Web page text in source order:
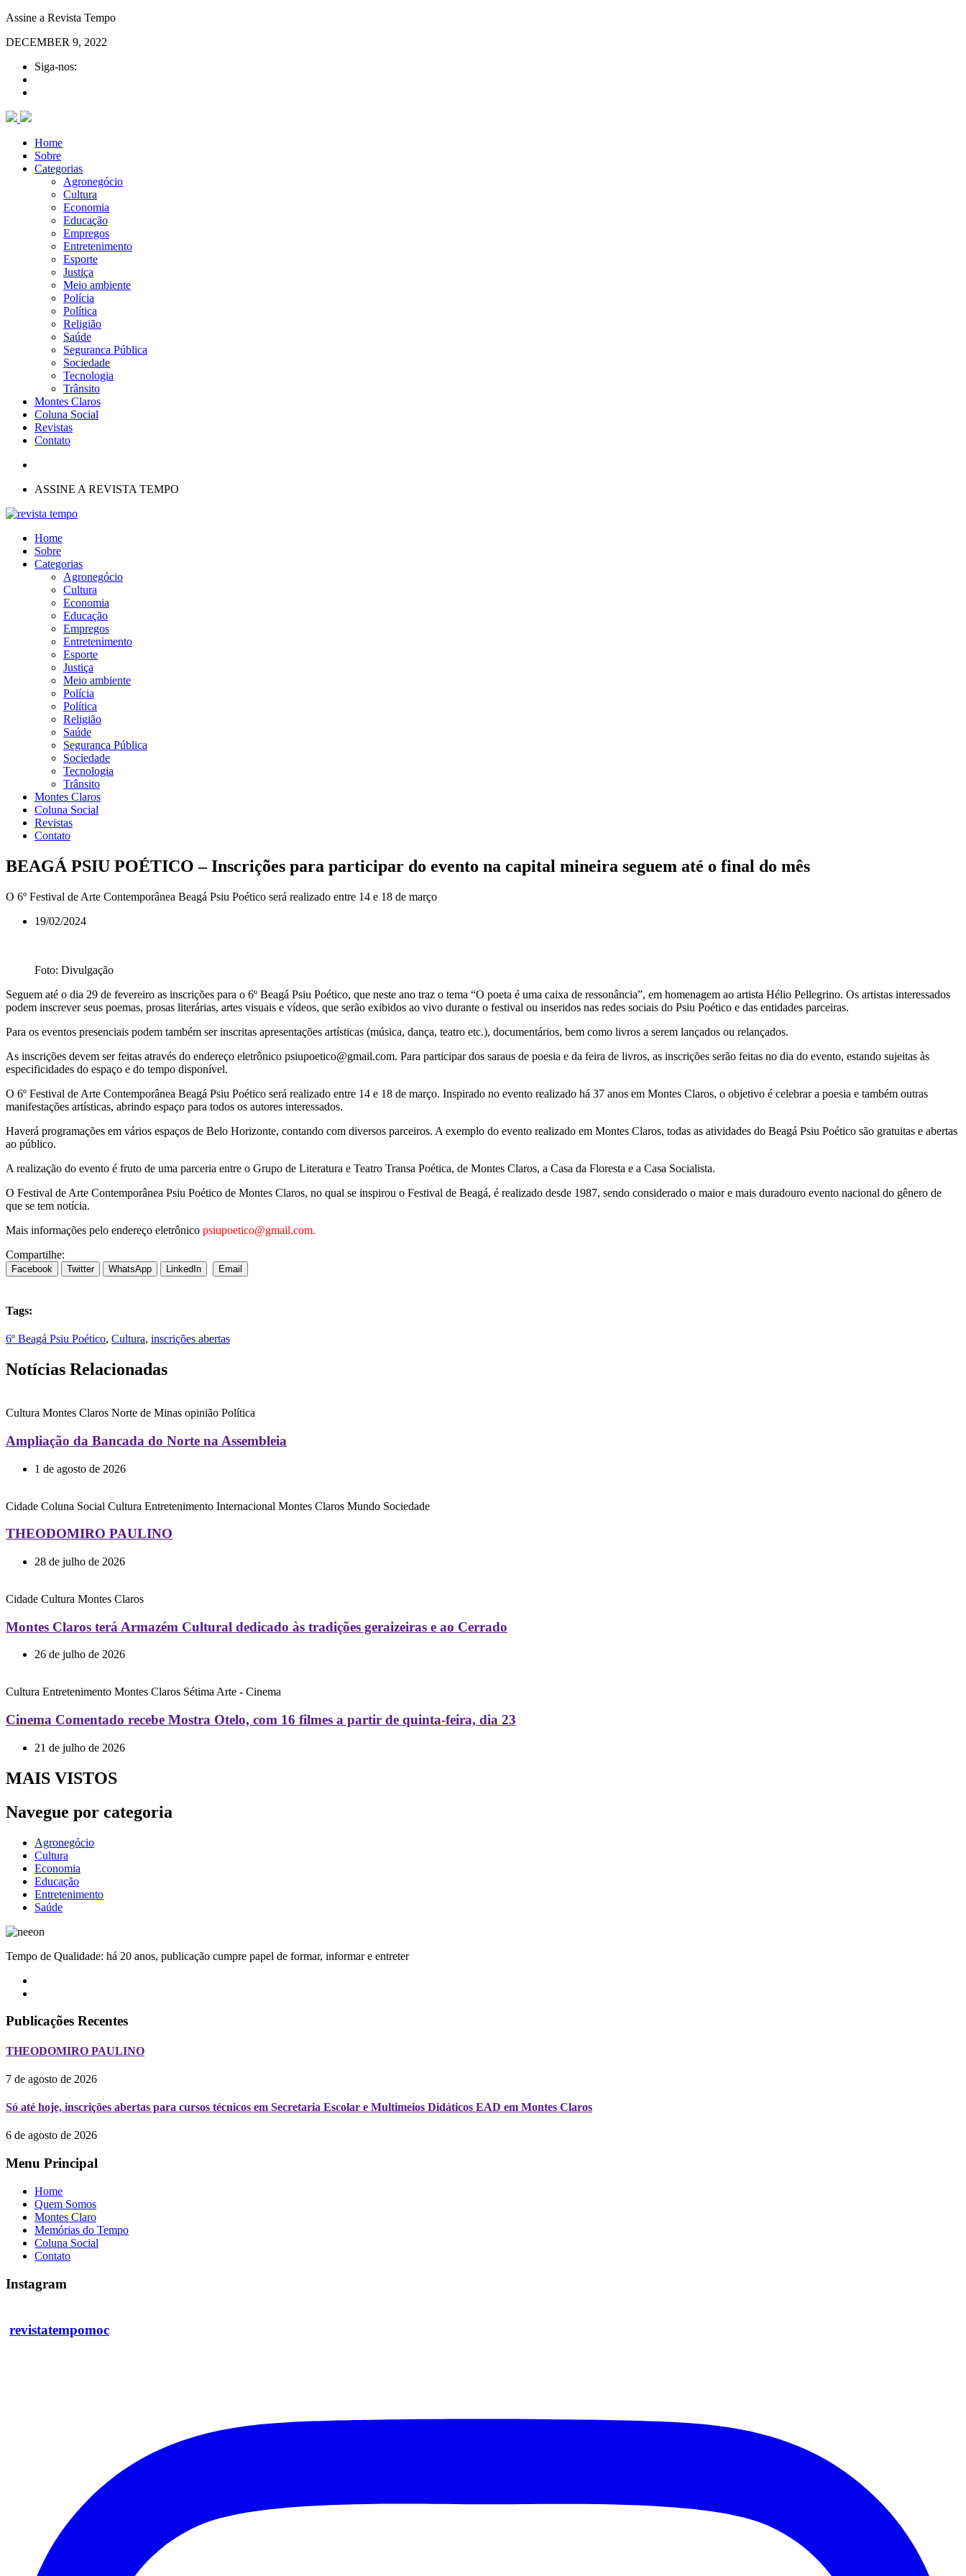
Assine a Revista Tempo
DECEMBER 9, 2022
Siga-nos:
Home
Sobre
Categorias
Agronegócio
Cultura
Economia
Educação
Empregos
Entretenimento
Esporte
Justiça
Meio ambiente
Polícia
Política
Religião
Saúde
Seguranca Pública
Sociedade
Tecnologia
Trânsito
Montes Claros
Coluna Social
Revistas
Contato
ASSINE A REVISTA TEMPO
Home
Sobre
Categorias
Agronegócio
Cultura
Economia
Educação
Empregos
Entretenimento
Esporte
Justiça
Meio ambiente
Polícia
Política
Religião
Saúde
Seguranca Pública
Sociedade
Tecnologia
Trânsito
Montes Claros
Coluna Social
Revistas
Contato
BEAGÁ PSIU POÉTICO – Inscrições para participar do evento na capital mineira seguem até o final do mês
O 6º Festival de Arte Contemporânea Beagá Psiu Poético será realizado entre 14 e 18 de março
19/02/2024
Foto: Divulgação
Seguem até o dia 29 de fevereiro as inscrições para o 6º Beagá Psiu Poético, que neste ano traz o tema “O poeta é uma caixa de ressonância”, em homenagem ao artista Hélio Pellegrino. Os artistas interessados
podem inscrever seus poemas, prosas literárias, artes visuais e vídeos, que serão exibidos ao vivo durante o festival ou inseridos nas redes sociais do Psiu Poético e das entidades parceiras.
Para os eventos presenciais podem também ser inscritas apresentações artísticas (música, dança, teatro etc.), documentários, bem como livros a serem lançados ou relançados.
As inscrições devem ser feitas através do endereço eletrônico psiupoetico@gmail.com. Para participar dos saraus de poesia e da feira de livros, as inscrições serão feitas no dia do evento, estando sujeitas às
especificidades do espaço e do tempo disponível.
O 6º Festival de Arte Contemporânea Beagá Psiu Poético será realizado entre 14 e 18 de março. Inspirado no evento realizado há 37 anos em Montes Claros, o objetivo é celebrar a poesia e também outras
manifestações artísticas, abrindo espaço para todos os autores interessados.
Haverá programações em vários espaços de Belo Horizonte, contando com diversos parceiros. A exemplo do evento realizado em Montes Claros, todas as atividades do Beagá Psiu Poético são gratuitas e abertas
ao público.
A realização do evento é fruto de uma parceria entre o Grupo de Literatura e Teatro Transa Poética, de Montes Claros, a Casa da Floresta e a Casa Socialista.
O Festival de Arte Contemporânea Psiu Poético de Montes Claros, no qual se inspirou o Festival de Beagá, é realizado desde 1987, sendo considerado o maior e mais duradouro evento nacional do gênero de
que se tem notícia.
Mais informações pelo endereço eletrônico psiupoetico@gmail.com.
Compartilhe:
Facebook Twitter WhatsApp LinkedIn Email
Tags:
6º Beagá Psiu Poético, Cultura, inscrições abertas
Notícias Relacionadas
Cultura Montes Claros Norte de Minas opinião Política
Ampliação da Bancada do Norte na Assembleia
1 de agosto de 2026
Cidade Coluna Social Cultura Entretenimento Internacional Montes Claros Mundo Sociedade
THEODOMIRO PAULINO
28 de julho de 2026
Cidade Cultura Montes Claros
Montes Claros terá Armazém Cultural dedicado às tradições geraizeiras e ao Cerrado
26 de julho de 2026
Cultura Entretenimento Montes Claros Sétima Arte - Cinema
Cinema Comentado recebe Mostra Otelo, com 16 filmes a partir de quinta-feira, dia 23
21 de julho de 2026
MAIS VISTOS
Navegue por categoria
Agronegócio
Cultura
Economia
Educação
Entretenimento
Saúde
Tempo de Qualidade: há 20 anos, publicação cumpre papel de formar, informar e entreter
Publicações Recentes
THEODOMIRO PAULINO
7 de agosto de 2026
Só até hoje, inscrições abertas para cursos técnicos em Secretaria Escolar e Multimeios Didáticos EAD em Montes Claros
6 de agosto de 2026
Menu Principal
Home
Quem Somos
Montes Claro
Memórias do Tempo
Coluna Social
Contato
Instagram
revistatempomoc